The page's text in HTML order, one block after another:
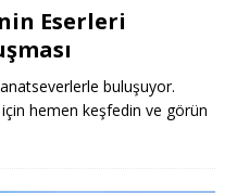
Eserleri
buluşuyor.
hemen keşfedin ve görün